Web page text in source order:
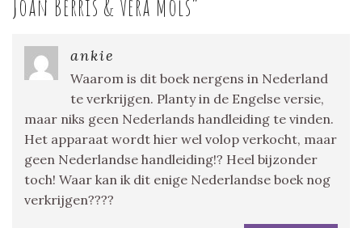
Joan Berris & Vera Mols”
ankie
Waarom is dit boek nergens in Nederland
te verkrijgen. Planty in de Engelse versie,
maar niks geen Nederlands handleiding te vinden.
Het apparaat wordt hier wel volop verkocht, maar
geen Nederlandse handleiding!? Heel bijzonder
toch! Waar kan ik dit enige Nederlandse boek nog
verkrijgen????